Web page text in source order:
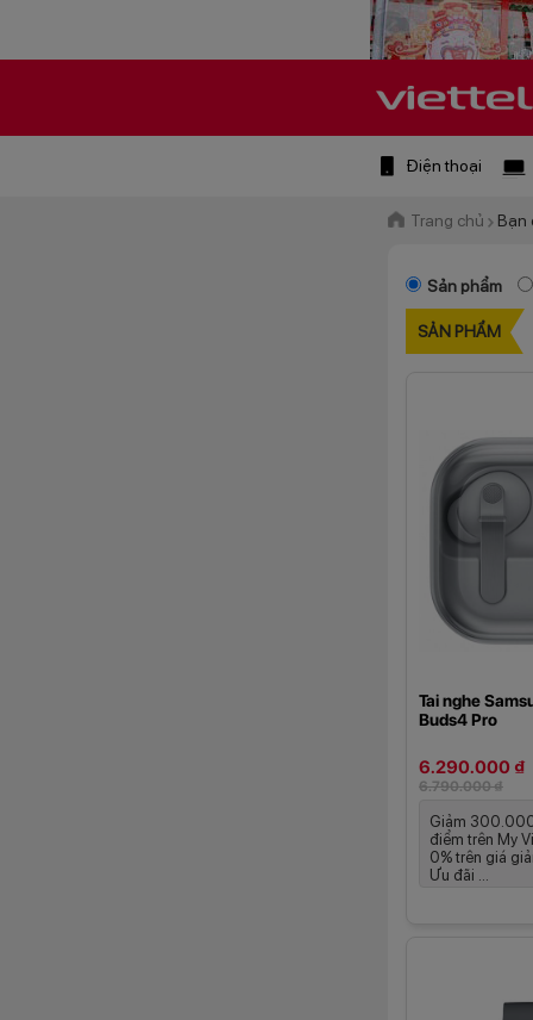
Điện thoại
Trang chủ Bạn
Sản phẩm
SẢN PHẨM
Tai nghe
Buds4 Pro
6.290.000 ₫
6.790.000 ₫
Giảm
điểm trên My
0% trên giá
Ưu đãi ...